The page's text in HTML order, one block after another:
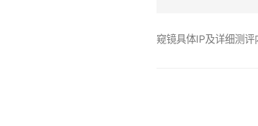
窥镜具体IP及详细测评